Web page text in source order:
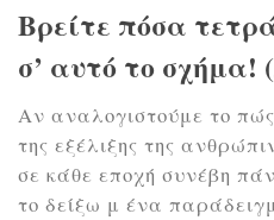
Βρείτε πόσα
σ’ αυτό το σχήμα!
Αν αναλογιστούμε το πώς
της εξέλιξης της
σε κάθε εποχή συνέβη
το δείξω μ ένα